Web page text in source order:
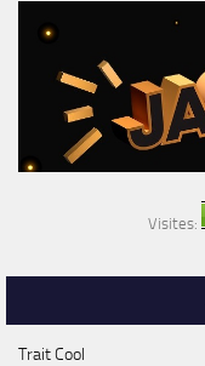
Visites:
Trait Cool